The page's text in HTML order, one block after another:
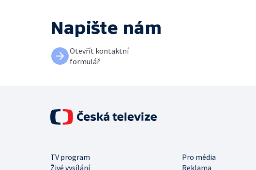
Napište nám
Otevřít kontaktní
formulář
TV program
Pro média
Živé vysílání
Reklama